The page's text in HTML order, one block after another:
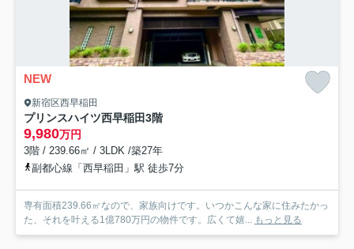
NEW
新宿区西早稲田
プリンスハイツ西早稲田3階
9,980万円
3階 / 239.66㎡ / 3LDK /築27年
副都心線「西早稲田」駅 徒歩7分
専有面積239.66㎡なので、家族向けです。いつかこんな家に住みたかっ
た、それを叶える1億780万円の物件です。広くて嬉... もっと見る